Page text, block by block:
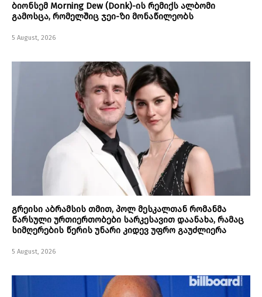
ბიონსემ Morning Dew (Donk)-ის რემიქს ალბომი
გამოსცა, რომელშიც ჯეი-ზი მონაწილეობს
5 August, 2026
გრეისი აბრამსის თმით, პოლ მესკალთან რომანმა
წარსული ურთიერთობები სარკესავით დაანახა, რამაც
სიმღერების წერის უნარი კიდევ უფრო გაუძლიერა
5 August, 2026